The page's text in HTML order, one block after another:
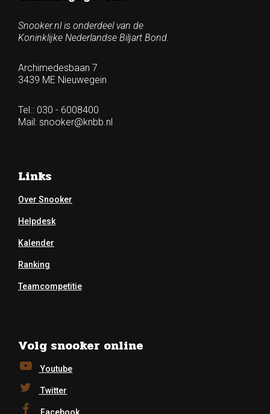
Snooker.nl is onderdeel van de
Koninklijke Nederlandse Biljart Bond.
Archimedesbaan 7
3439 ME Nieuwegein
Tel.: 030 - 6008400
Mail: snooker@knbb.nl
Links
Over Snooker
Helpdesk
Kalender
Ranking
Teamcompetitie
Volg snooker online
Youtube
Twitter